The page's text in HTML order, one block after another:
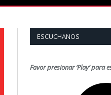
ESCUCHANOS
Favor presionar ‘Play’ para